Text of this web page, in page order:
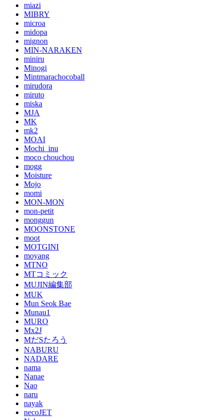
miazi
MIBRY
microa
midopa
mignon
MIN-NARAKEN
miniru
Minogi
Mintmarachocoball
mirudora
miruto
miska
MJA
MK
mk2
MOAI
Mochi_inu
moco chouchou
mogg
Moisture
Mojo
momi
MON-MON
mon-petit
monggun
MOONSTONE
moot
MOTGINI
moyang
MTNO
MTコミック
MUJIN編集部
MUK
Mun Seok Bae
Munau1
MURO
Mx2J
MだSたろう
NABURU
NADARE
nama
Nanae
Nao
naru
nayak
necoJET